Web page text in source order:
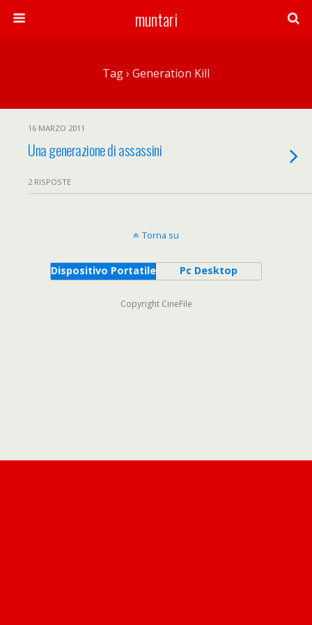
muntari
Tag › Generation Kill
16 MARZO 2011
Una generazione di assassini
2 RISPOSTE
Torna su
Dispositivo Portatile Pc Desktop
Copyright CineFile